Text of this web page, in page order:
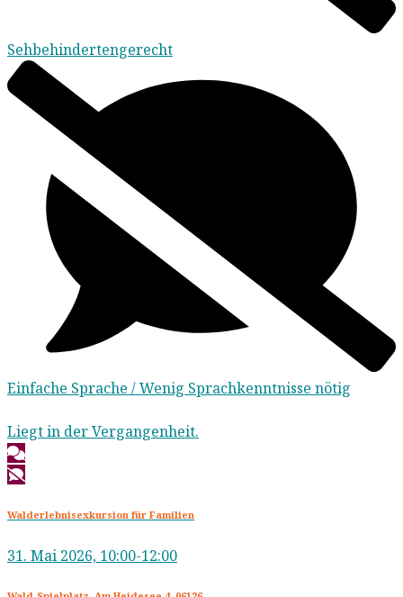
Sehbehindertengerecht
Einfache Sprache / Wenig Sprachkenntnisse nötig
Liegt in der Vergangenheit.
Walderlebnisexkursion für Familien
31. Mai 2026, 10:00-12:00